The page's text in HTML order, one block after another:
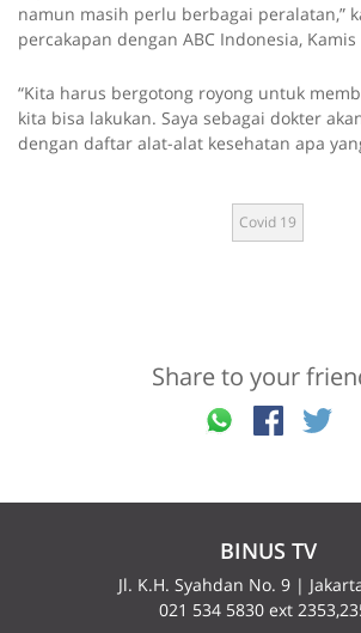
namun masih perlu berbagai peralatan,”
percakapan dengan ABC Indonesia,
“Kita harus bergotong royong untuk
kita bisa lakukan. Saya sebagai dokter
dengan daftar alat-alat kesehatan apa
Covid 19
Share to your
BINUS TV
Jl. K.H. Syahdan No. 9 |
021 534 5830 ext